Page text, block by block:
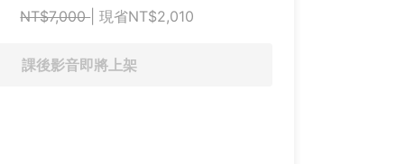
NT$7,000| 現省NT$2,010
課後影音即將上架